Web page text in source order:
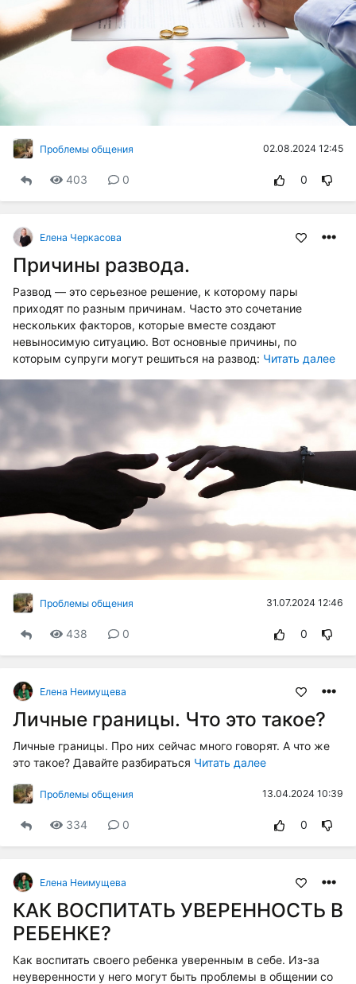
Проблемы общения 02.08.2024 12:45
403 0 0
Елена Черкасова
Причины развода.
Развод — это серьезное решение, к которому пары
приходят по разным причинам. Часто это сочетание
нескольких факторов, которые вместе создают
невыносимую ситуацию. Вот основные причины, по
которым супруги могут решиться на развод: Читать далее
Проблемы общения 31.07.2024 12:46
438 0 0
Елена Неимущева
Личные границы. Что это такое?
Личные границы. Про них сейчас много говорят. А что же
это такое? Давайте разбираться Читать далее
Проблемы общения 13.04.2024 10:39
334 0 0
Елена Неимущева
КАК ВОСПИТАТЬ УВЕРЕННОСТЬ В
РЕБЕНКЕ?
Как воспитать своего ребенка уверенным в себе. Из-за
неуверенности у него могут быть проблемы в общении со